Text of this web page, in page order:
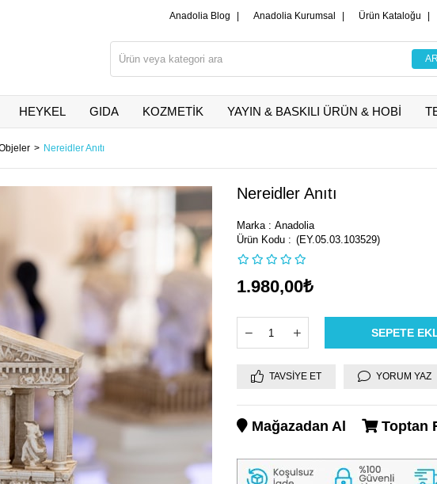
Anadolia Blog Anadolia Kurumsal Ürün Kataloğu
HEYKEL GIDA KOZMETİK YAYIN & BASKILI ÜRÜN & HOBİ
Nereidler Anıtı
Nereidler Anıtı
Marka : Anadolia
(EY.05.03.103529)
1.980,00₺
TAVSIYE ET YORUM YAZ
Mağazadan Al Toptan